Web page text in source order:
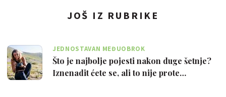
JOŠ IZ RUBRIKE
JEDNOSTAVAN MEĐUOBROK
Što je najbolje pojesti nakon duge šetnje?
Iznenadit ćete se, ali to nije prote…